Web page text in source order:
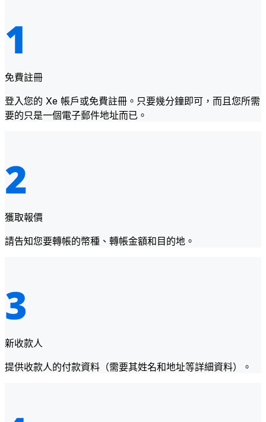
免費註冊
登入您的 Xe 帳戶或免費註冊。只要幾分鐘即可，而且您所需
要的只是一個電子郵件地址而已。
獲取報價
請告知您要轉帳的幣種、轉帳金額和目的地。
新收款人
提供收款人的付款資料（需要其姓名和地址等詳細資料）。